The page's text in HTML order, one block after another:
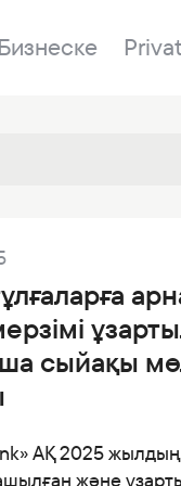
Сұрақ-
Құжаттар
Бөлімшелер
Бизнеске
сыйақы
АҚ 2025 жылдың
және